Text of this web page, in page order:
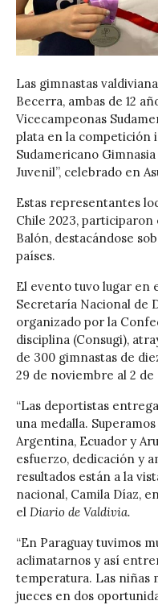
Las gimnastas
Becerra, ambas de 12
Vicecampeonas
plata en la competición
Sudamericano
Juvenil”, celebrado en
Estas representantes
Chile 2023, participaron
Balón, destacándose
países.
El evento tuvo lugar en
Secretaría Nacional de
organizado por la
disciplina (Consugi),
de 300 gimnastas de
29 de noviembre al 2
“Las deportistas
una medalla.
Argentina, Ecuador y
esfuerzo, dedicación y
resultados están a la
nacional, Camila Díaz,
el Diario de Valdivia.
“En Paraguay tuvimos
aclimatarnos y así
temperatura. Las niñas
jueces en dos